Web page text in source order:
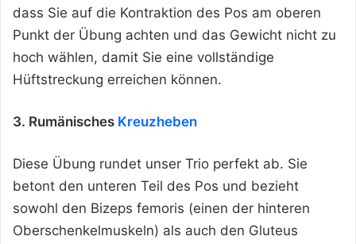
dass Sie auf die Kontraktion des Pos am oberen
Punkt der Übung achten und das Gewicht nicht zu
hoch wählen, damit Sie eine vollständige
Hüftstreckung erreichen können.
3. Rumänisches Kreuzheben
Diese Übung rundet unser Trio perfekt ab. Sie
betont den unteren Teil des Pos und bezieht
sowohl den Bizeps femoris (einen der hinteren
Oberschenkelmuskeln) als auch den Gluteus